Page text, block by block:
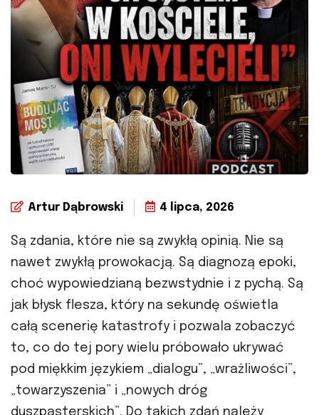
Artur Dąbrowski 4 lipca, 2026
Są zdania, które nie są zwykłą opinią. Nie są
nawet zwykłą prowokacją. Są diagnozą epoki,
choć wypowiedzianą bezwstydnie i z pychą. Są
jak błysk flesza, który na sekundę oświetla
całą scenerię katastrofy i pozwala zobaczyć
to, co do tej pory wielu próbowało ukrywać
pod miękkim językiem „dialogu”, „wrażliwości”,
„towarzyszenia” i „nowych dróg
duszpasterskich”. Do takich zdań należy